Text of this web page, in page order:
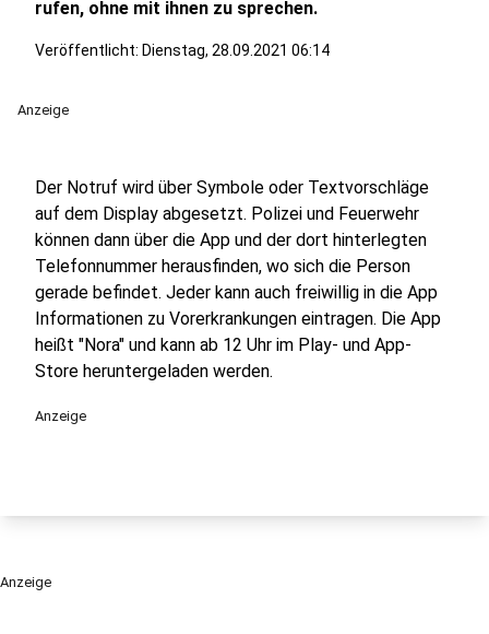
rufen, ohne mit ihnen zu sprechen.
Veröffentlicht: Dienstag, 28.09.2021 06:14
Anzeige
Der Notruf wird über Symbole oder Textvorschläge
auf dem Display abgesetzt. Polizei und Feuerwehr
können dann über die App und der dort hinterlegten
Telefonnummer herausfinden, wo sich die Person
gerade befindet. Jeder kann auch freiwillig in die App
Informationen zu Vorerkrankungen eintragen. Die App
heißt "Nora" und kann ab 12 Uhr im Play- und App-
Store heruntergeladen werden.
Anzeige
Anzeige